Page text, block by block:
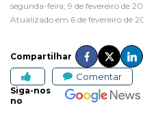
segunda-feira, 9 de fevereiro de
Atualizado em 6 de fevereiro de
Compartilhar
Comentar
Siga-nos
no